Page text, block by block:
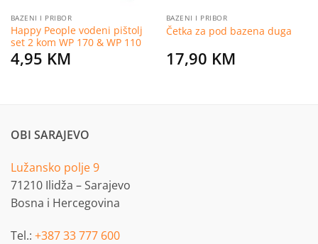
BAZENI I PRIBOR
Happy People vodeni pištolj
set 2 kom WP 170 & WP 110
4,95 KM
BAZENI I PRIBOR
Četka za pod bazena duga
17,90 KM
OBI SARAJEVO
Lužansko polje 9
71210 Ilidža – Sarajevo
Bosna i Hercegovina
Tel.: +387 33 777 600